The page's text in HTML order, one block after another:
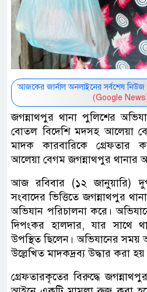
আজকের জার্নাল অনলাইনের সর্বশেষ
(Google
জগন্নাথপুর থানা পুলিশের
বোতল বিদেশি মদসহ আলেয়া
মাদক কারবারিকে গ্রেফতার
আলেয়া বেগম জগন্নাথপুর থানার
আজ রবিবার (১২ জানুয়ারি)
সংবাদের ভিত্তিতে জগন্নাথপুর
অভিযান পরিচালনা করে।
দিপংকর হালদার, যার সাথে
উপস্থিত ছিলেন। অভিযানের
উল্লেখিত মাদকদ্রব্য উদ্ধার করা
গ্রেফতারকৃতের বিরুদ্ধে জগন্নাথপুর